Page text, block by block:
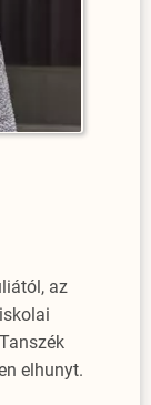
az
elhunyt.